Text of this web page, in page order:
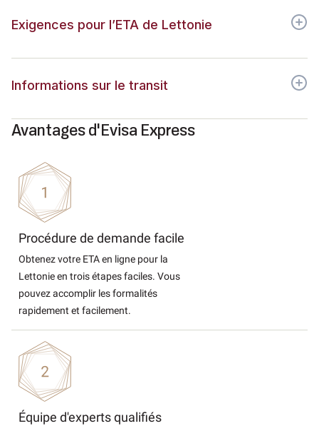
Exigences pour l’ETA de Lettonie
Informations sur le transit
Avantages d'Evisa Express
Procédure de demande facile
Obtenez votre ETA en ligne pour la
Lettonie en trois étapes faciles. Vous
pouvez accomplir les formalités
rapidement et facilement.
Équipe d'experts qualifiés